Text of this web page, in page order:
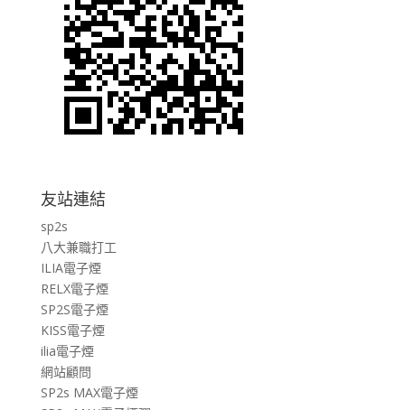
友站連結
sp2s
八大兼職打工
ILIA電子煙
RELX電子煙
SP2S電子煙
KISS電子煙
ilia電子煙
網站顧問
SP2s MAX電子煙